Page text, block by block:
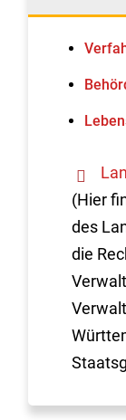
(Hier
des
die